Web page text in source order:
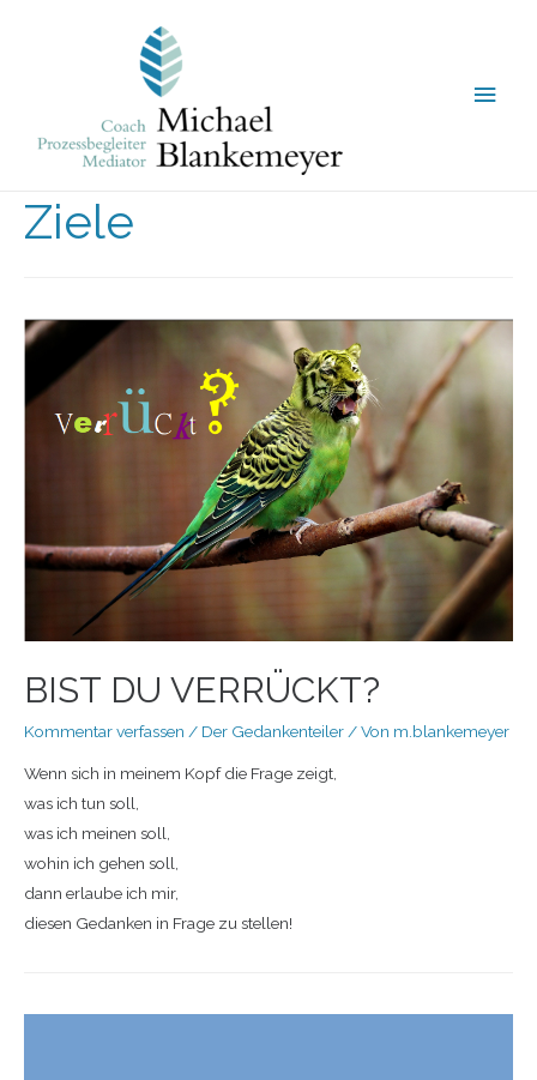
Ziele
BIST DU VERRÜCKT?
Kommentar verfassen / Der Gedankenteiler / Von m.blankemeyer
Wenn sich in meinem Kopf die Frage zeigt,
was ich tun soll,
was ich meinen soll,
wohin ich gehen soll,
dann erlaube ich mir,
diesen Gedanken in Frage zu stellen!